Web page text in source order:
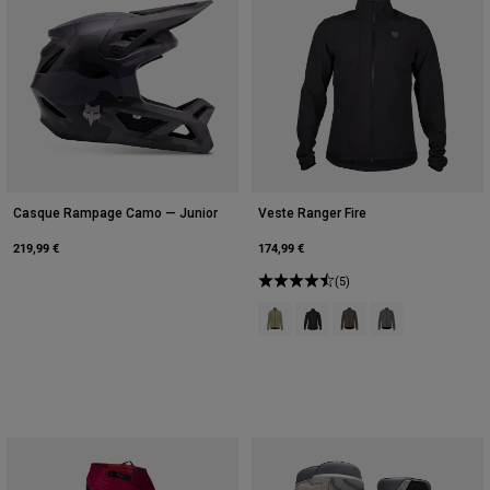
Casque Rampage Camo — Junior
219,99 €
Veste Ranger Fire
174,99 €
(5)
Product swatch type of Rouge
Product swatch type of Noir.
Product swatch type
Product swatch